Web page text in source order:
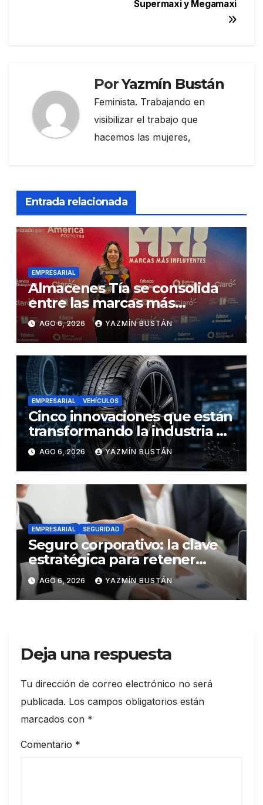
Supermaxi y Megamaxi
PorYazmín Bustán
Feminista. Trabajando en
visibilizar el trabajo que
hacemos las mujeres,
Entrada relacionada
EMPRESARIAL
Almacenes Tía se consolida
entre las marcas más
influyentes del Ecuador
AGO 6, 2026 YAZMÍN BUSTÁN
EMPRESARIAL VEHÍCULOS
Cinco innovaciones que están
transformando la industria de
los neumáticos y redefinen el
futuro de la movilidad
AGO 6, 2026 YAZMÍN BUSTÁN
EMPRESARIAL SEGURIDAD
Seguro corporativo: la clave
estratégica para retener
talento en Ecuador
AGO 6, 2026 YAZMÍN BUSTÁN
Deja una respuesta
Tu dirección de correo electrónico no será
publicada. Los campos obligatorios están
marcados con *
Comentario *